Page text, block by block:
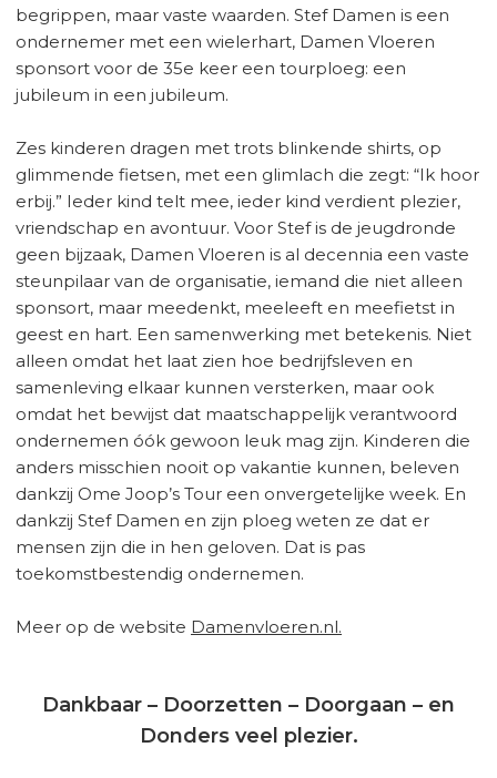
begrippen, maar vaste waarden. Stef Damen is een
ondernemer met een wielerhart, Damen Vloeren
sponsort voor de 35e keer een tourploeg: een
jubileum in een jubileum.
Zes kinderen dragen met trots blinkende shirts, op
glimmende fietsen, met een glimlach die zegt: “Ik hoor
erbij.” Ieder kind telt mee, ieder kind verdient plezier,
vriendschap en avontuur. Voor Stef is de jeugdronde
geen bijzaak, Damen Vloeren is al decennia een vaste
steunpilaar van de organisatie, iemand die niet alleen
sponsort, maar meedenkt, meeleeft en meefietst in
geest en hart. Een samenwerking met betekenis. Niet
alleen omdat het laat zien hoe bedrijfsleven en
samenleving elkaar kunnen versterken, maar ook
omdat het bewijst dat maatschappelijk verantwoord
ondernemen óók gewoon leuk mag zijn. Kinderen die
anders misschien nooit op vakantie kunnen, beleven
dankzij Ome Joop’s Tour een onvergetelijke week. En
dankzij Stef Damen en zijn ploeg weten ze dat er
mensen zijn die in hen geloven. Dat is pas
toekomstbestendig ondernemen.
Meer op de website Damenvloeren.nl.
Dankbaar – Doorzetten – Doorgaan – en
Donders veel plezier.